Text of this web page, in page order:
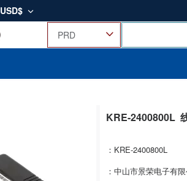
USD$
KRE-2400800L
：KRE-2400800L
：中山市景荣电子有